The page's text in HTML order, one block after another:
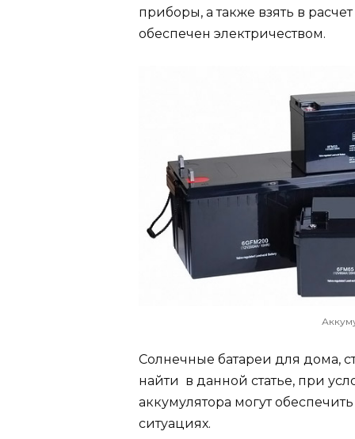
приборы, а также взять в
обеспечен электричеством.
Солнечные батареи для дома,
найти в данной статье, при
аккумулятора могут
ситуациях.